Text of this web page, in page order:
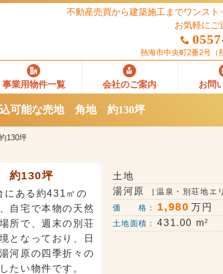
不動産売買から建築施工までワンスト
お気軽にご
熱海市中央町2番2号
事業用物件一覧 会社のご案内 お問
込可能な売地 角地 約130坪
130坪
約130坪
にある約431㎡の
自宅で本物の天然
所で、週末の別荘
となっており、日
河原の四季折々の
たい物件です。
土地
湯河原
［温泉・別荘地エ
価 格：
1,980万円
土地面積： 431.00 m2